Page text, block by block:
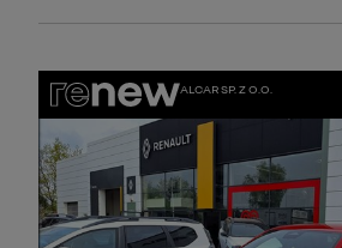
ALCAR SP. Z O.O.